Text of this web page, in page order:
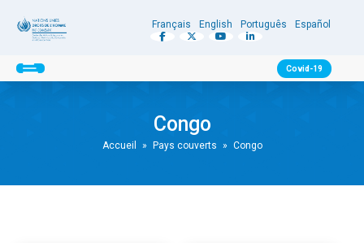
Français English Português Español
Covid-19
Congo
Accueil » Pays couverts » Congo